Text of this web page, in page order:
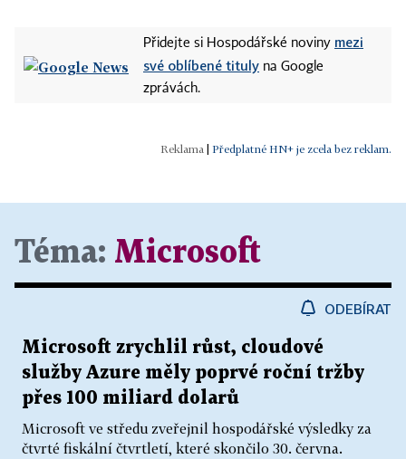
Přidejte si Hospodářské noviny mezi
své oblíbené tituly na Google
zprávách.
Předplatné HN+ je zcela bez reklam.
Téma: Microsoft
ODEBÍRAT
Microsoft zrychlil růst, cloudové
služby Azure měly poprvé roční tržby
přes 100 miliard dolarů
Microsoft ve středu zveřejnil hospodářské výsledky za
čtvrté fiskální čtvrtletí, které skončilo 30. června.